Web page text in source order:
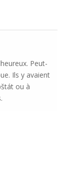
Peut-
Ils y avaient
ou à